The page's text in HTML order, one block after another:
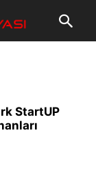
StartUP